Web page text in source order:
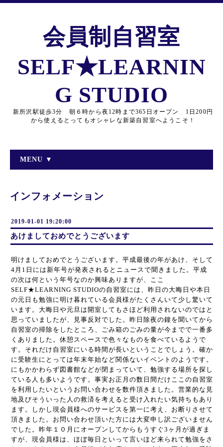
会員制自習室
SELF★LEARNIN
G STUDIO
新所沢駅徒歩3分 朝６時から夜12時まで365日オープン 1日200円
から使えるとってもオシャレな新築自習室へようこそ！
MENU ▼
インフォメーション
2019-01-01 19:20:00
あけましておめでとうございます
明けましておめでとうございます。平成最後の年があけ、そして
4月1日には新年号が発表されるとニュースで聞きました。平成
の次は何という年号なのか興味ありますが、ここ
SELF★LEARNING STUDIOの自習室には、昨日の大晦日や本日
の元日も勉強に明け暮れている会員様がたくさんいて少し驚いて
います。大晦日や元旦は開室してもさほど利用されないのではと
思っていましたが、見事反対でした。昨日除夜の鐘を聞いてから
自習室の掃除をしたところ、ごみ箱のごみの量が今までで一番多
くありました。休憩スペースで色々なものを食べているようで
す。それだけ自習室にいる時間が長いということでしょう。確か
に受験生にとっては年末年始など関係ないイベントのようです。
にもかかわらず図書館などが閉まっていて、勉強する場所を探し
ている人も多いようです。事実お正月の数日間だけここの自習室
を利用したいというお問い合わせを数件頂きました。営業的な見
地及びそういった人の救済を考えると受け入れたい気持ちもあり
ます。しかし現会員様へのサービスを第一に考え、お断りさせて
頂きました。お問い合わせ頂いた方には大変申し訳ございません
でした。昨年１０月にオープンしてからもうすぐ3ヶ月が過ぎま
すが、現会員様は、ほぼ毎日といって言いほど来られて勉強をさ